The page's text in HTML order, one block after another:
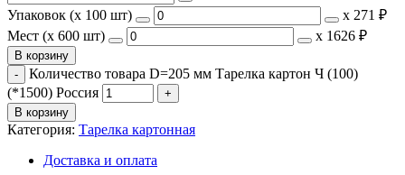
Упаковок (x 100 шт)
х 271 ₽
Мест (x 600 шт)
х 1626 ₽
В корзину
Количество товара D=205 мм Тарелка картон Ч (100)
(*1500) Россия
В корзину
Категория: Тарелка картонная
Доставка и оплата